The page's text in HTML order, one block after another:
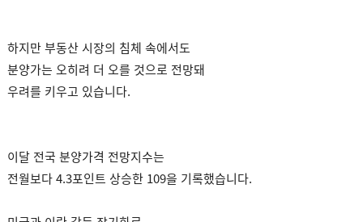
하지만 부동산 시장의 침체 속에서도
분양가는 오히려 더 오를 것으로 전망돼
우려를 키우고 있습니다.
이달 전국 분양가격 전망지수는
전월보다 4.3포인트 상승한 109을 기록했습니다.